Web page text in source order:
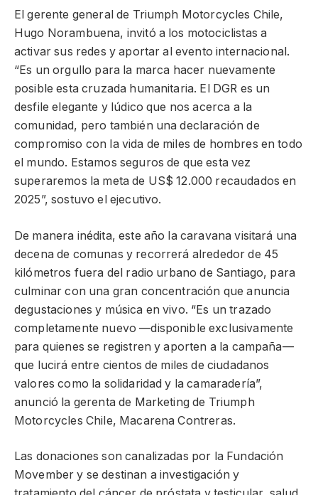
El gerente general de Triumph Motorcycles Chile,
Hugo Norambuena, invitó a los motociclistas a
activar sus redes y aportar al evento internacional.
“Es un orgullo para la marca hacer nuevamente
posible esta cruzada humanitaria. El DGR es un
desfile elegante y lúdico que nos acerca a la
comunidad, pero también una declaración de
compromiso con la vida de miles de hombres en todo
el mundo. Estamos seguros de que esta vez
superaremos la meta de US$ 12.000 recaudados en
2025”, sostuvo el ejecutivo.
De manera inédita, este año la caravana visitará una
decena de comunas y recorrerá alrededor de 45
kilómetros fuera del radio urbano de Santiago, para
culminar con una gran concentración que anuncia
degustaciones y música en vivo. “Es un trazado
completamente nuevo —disponible exclusivamente
para quienes se registren y aporten a la campaña—
que lucirá entre cientos de miles de ciudadanos
valores como la solidaridad y la camaradería”,
anunció la gerenta de Marketing de Triumph
Motorcycles Chile, Macarena Contreras.
Las donaciones son canalizadas por la Fundación
Movember y se destinan a investigación y